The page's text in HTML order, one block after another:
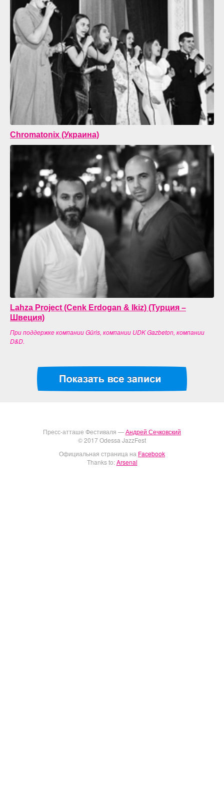
Chromatonix (Украина)
Lahza Project (Cenk Erdogan & Ikiz) (Турция –
Швеция)
При поддержке компании Güris, компании UDK Gazbeton, компании
D&D.
Пресс-атташе Фестиваля —Андрей Сечковский
© 2017 Odessa JazzFest
Официальная страница на Facebook
Thanks to:Arsenal